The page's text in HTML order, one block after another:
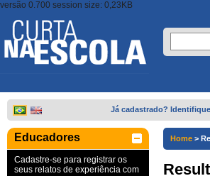
versão 0.700 session size: 0,23KB
Já cadastrado?
Educadores
Cadastre-se para registrar os
seus relatos de experiência com
Home >